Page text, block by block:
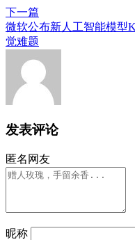
下一篇
微软公布新人工智能模型
觉难题
发表评论
匿名网友
昵称